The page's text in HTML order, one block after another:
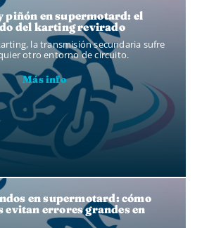
piñón en supermotard: el
del karting revirado
la transmisión secundaria sufre
otro entorno de circuito.
Más info
en supermotard: cómo
evitan errores grandes en